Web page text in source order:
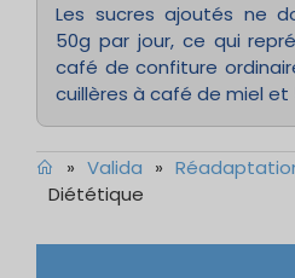
Les sucres ajoutés ne
50g par jour, ce qui
café de confiture
cuillères à café de miel et
» Valida »
Diététique